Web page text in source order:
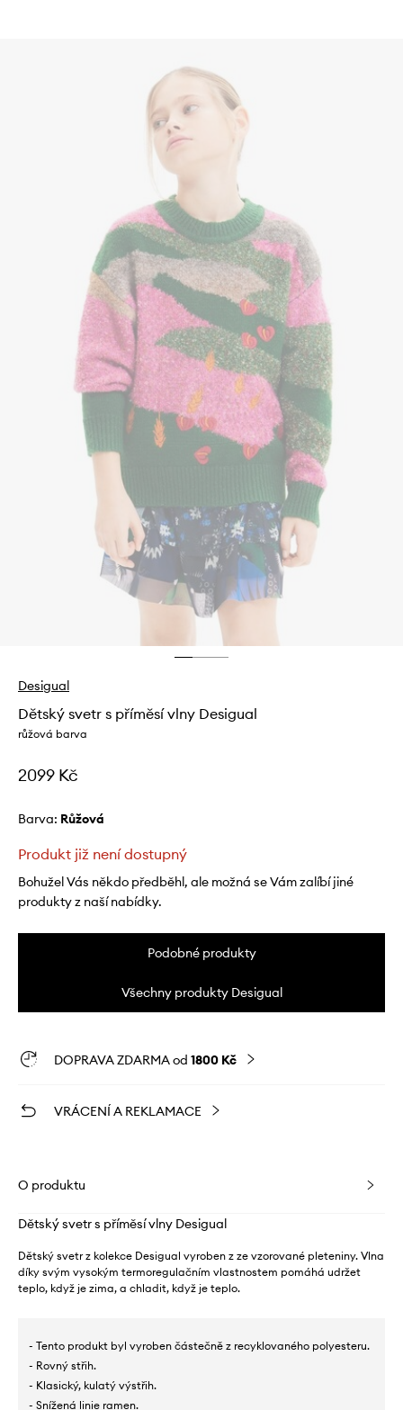
Desigual
Dětský svetr s příměsí vlny Desigual
růžová barva
2099 Kč
Barva: růžová
Produkt již není dostupný
Bohužel Vás někdo předběhl, ale možná se Vám zalíbí jiné
produkty z naší nabídky.
Podobné produkty
Všechny produkty Desigual
DOPRAVA ZDARMA od 1800 Kč
VRÁCENÍ A REKLAMACE
O produktu
Dětský svetr s příměsí vlny Desigual
Dětský svetr z kolekce Desigual vyroben z ze vzorované pleteniny. Vlna
díky svým vysokým termoregulačním vlastnostem pomáhá udržet
teplo, když je zima, a chladit, když je teplo.
- Tento produkt byl vyroben částečně z recyklovaného polyesteru.
- Rovný střih.
- Klasický, kulatý výstřih.
- Snížená linie ramen.